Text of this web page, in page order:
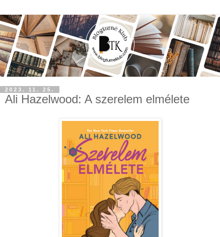
2023. 11. 25.
Ali Hazelwood: A szerelem elmélete